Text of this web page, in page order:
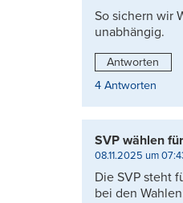
So sichern wir
unabhängig.
Antworten
4 Antworten
SVP wählen
08.11.2025 um
Die SVP steht
bei den